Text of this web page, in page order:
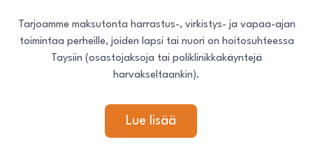
Tarjoamme maksutonta harrastus-, virkistys- ja vapaa-ajan
toimintaa perheille, joiden lapsi tai nuori on hoitosuhteessa
Taysiin (osastojaksoja tai poliklinikkakäyntejä
harvakseltaankin).
Lue lisää